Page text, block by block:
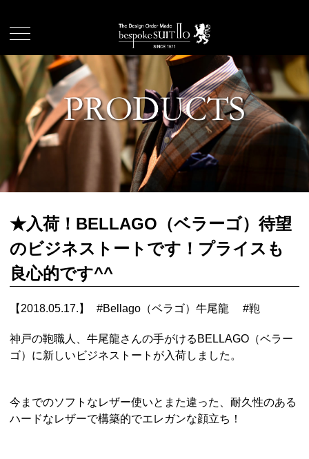
★入荷！BELLAGO（ベラーゴ）待望
のビジネストートです！プライスも
良心的です^^
【2018.05.17.】 #Bellago（ベラゴ）牛尾龍 #鞄
神戸の鞄職人、牛尾龍さんの手がけるBELLAGO（ベラー
ゴ）に新しいビジネストートが入荷しました。
今までのソフトなレザー使いとまた違った、耐久性のある
ハードなレザーで構築的でエレガンな顔立ち！